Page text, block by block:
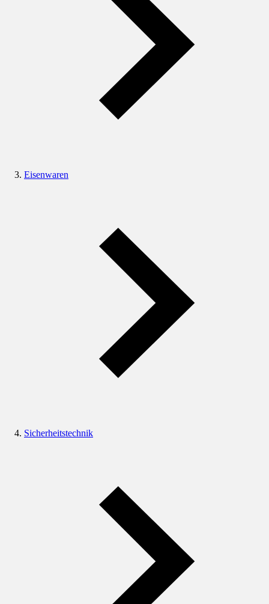
Eisenwaren
Sicherheitstechnik